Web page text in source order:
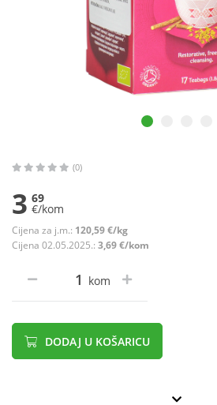
(0)
3 69
€/kom
Cijena za j.m.: 120,59 €/kg
Cijena 02.05.2025.: 3,69 €/kom
kom
DODAJ U KOŠARICU